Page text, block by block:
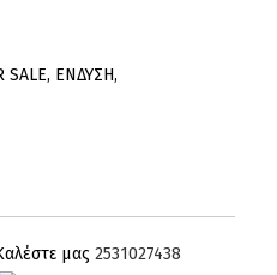
SALE, ΕΝΔΥΣΗ,
μας 2531027438